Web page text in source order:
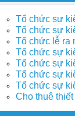
Tổ chức sự
Tổ chức sự
Tổ chức lễ ra
Tổ chức sự
Tổ chức sự
Tổ chức sự
Tổ chức sự
Cho thuê